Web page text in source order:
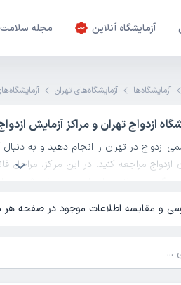
آزمایشگاه آنلاین مجله سلامت
آزمایشگاه‌ها آزمایشگاه‌های تهران
ازدواج تهران و مراکز آزمایش
ازدواج در تهران را انجام دهید و به دنبال
ازدواج مراجعه کنید. در این مراکز، مراحل
گواهی سلامت ازدواج برای دفتر ثبت
رزرو کنید.
قبل ازدواج تهران مانند
را انتخاب کرده و تنها با چند کلیک،
صفحه، از میان معتبرترین و
و مقایسه اطلاعات موجود در صفحه هر